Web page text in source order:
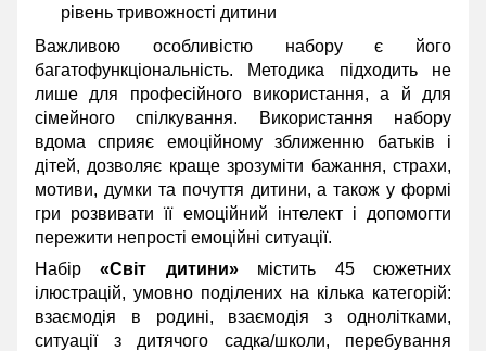
рівень тривожності дитини
Важливою особливістю набору є його
багатофункціональність. Методика підходить не
лише для професійного використання, а й для
сімейного спілкування. Використання набору
вдома сприяє емоційному зближенню батьків і
дітей, дозволяє краще зрозуміти бажання, страхи,
мотиви, думки та почуття дитини, а також у формі
гри розвивати її емоційний інтелект і допомогти
пережити непрості емоційні ситуації.
Набір«Світ дитини»містить 45 сюжетних
ілюстрацій, умовно поділених на кілька категорій:
взаємодія в родині, взаємодія з однолітками,
ситуації з дитячого садка/школи, перебування